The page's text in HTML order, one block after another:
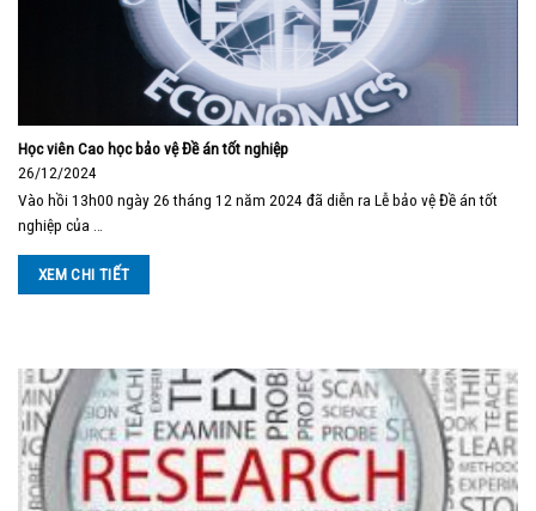
Học viên Cao học bảo vệ Đề án tốt nghiệp
26/12/2024
Vào hồi 13h00 ngày 26 tháng 12 năm 2024 đã diễn ra Lễ bảo vệ Đề án tốt
nghiệp của …
XEM CHI TIẾT